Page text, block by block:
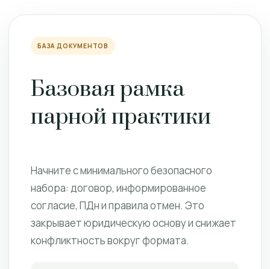
БАЗА ДОКУМЕНТОВ
Базовая рамка
парной практики
Начните с минимального безопасного
набора: договор, информированное
согласие, ПДн и правила отмен. Это
закрывает юридическую основу и снижает
конфликтность вокруг формата.